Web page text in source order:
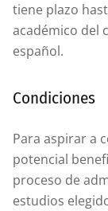
tiene plazo
académico del
español.
Condiciones
Para aspirar a
potencial
proceso de
estudios